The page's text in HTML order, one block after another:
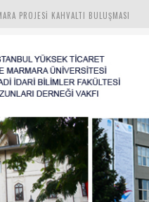
PROJESI KAHVALTI BULUŞMASI
UYANIŞI” KONULU ETKINLIĞIMIZDEN
İZ BIRAKAN CUMHURİYET
REKTÖRÜ SAYIN MEHMET
AYI OLAĞAN YÖNETIM KURULU
AYI YÖNETIM KURULU TOPLANTISI